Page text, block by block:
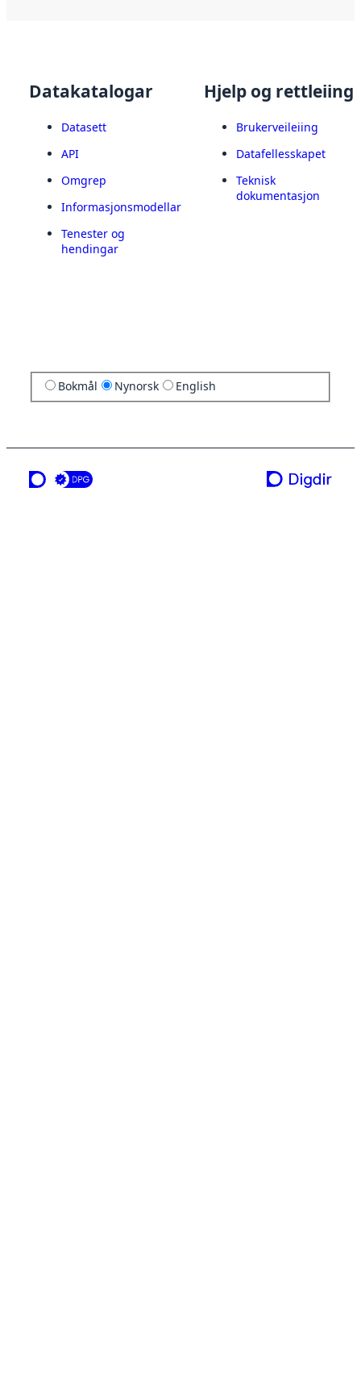
Datakatalogar
Datasett
API
Omgrep
Informasjonsmodellar
Tenester og
hendingar
Hjelp og rettleiing
Brukerveileiing
Datafellesskapet
Teknisk
dokumentasjon
Bokmål Nynorsk English